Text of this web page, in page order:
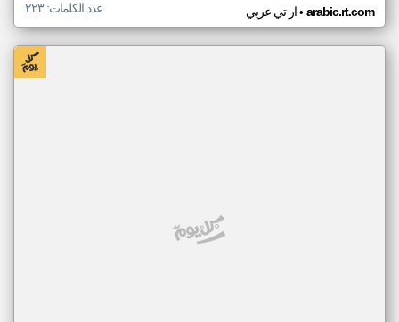
ار تي عربي• arabic.rt.com عدد الكلمات: ٢٢٣